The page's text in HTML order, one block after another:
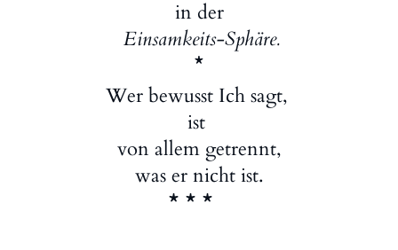
in der
Einsamkeits-Sphäre.
*
Wer bewusst Ich sagt,
ist
von allem getrennt,
was er nicht ist.
* * *